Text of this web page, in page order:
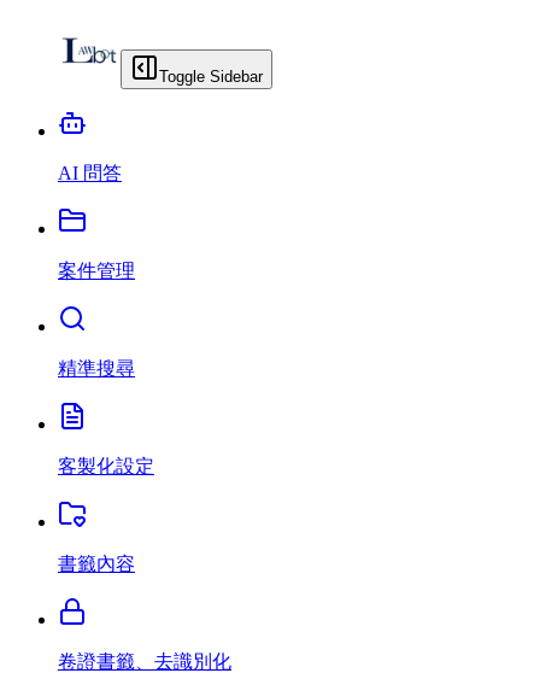
Toggle Sidebar
AI 問答
案件管理
精準搜尋
客製化設定
書籤內容
卷證書籤、去識別化